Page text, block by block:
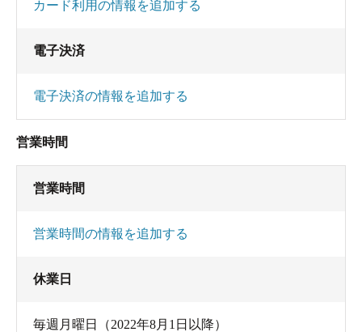
カード利用の情報を追加する
電子決済
電子決済の情報を追加する
営業時間
営業時間
営業時間の情報を追加する
休業日
毎週月曜日（2022年8月1日以降）